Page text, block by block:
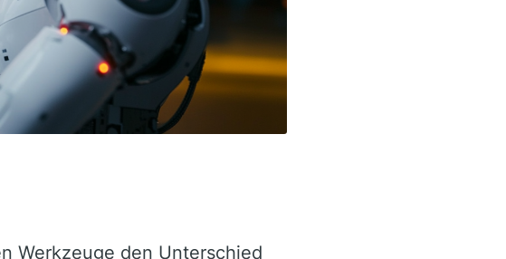
Werkzeuge den Unterschied